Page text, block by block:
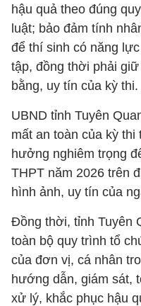
hậu quả theo đúng
luật; bảo đảm tính
để thí sinh có năng
tập, đồng thời phải
bằng, uy tín của kỳ thi.
UBND tỉnh Tuyên
mất an toàn của kỳ thi
hưởng nghiêm trọng
THPT năm 2026 trên
hình ảnh, uy tín của
Đồng thời, tỉnh Tuyên
toàn bộ quy trình tổ
của đơn vị, cá nhân
hướng dẫn, giám sát,
xử lý, khắc phục hậu